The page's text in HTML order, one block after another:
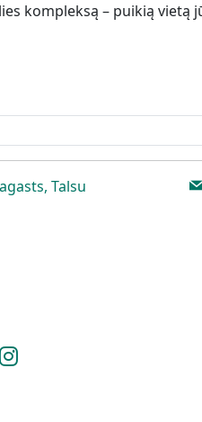
kompleksą – puikią vietą
Talsu